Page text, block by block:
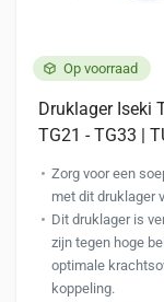
Op voorraad
Druklager Iseki
TG21 - TG33 |
Zorg voor een
met dit druklager
Dit druklager is
zijn tegen hoge
optimale
koppeling.